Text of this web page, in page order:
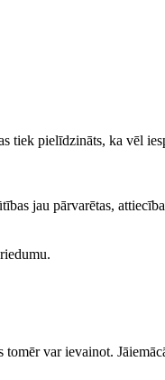
tiek pielīdzināts, ka vēl
jau pārvarētas,
var ievainot.